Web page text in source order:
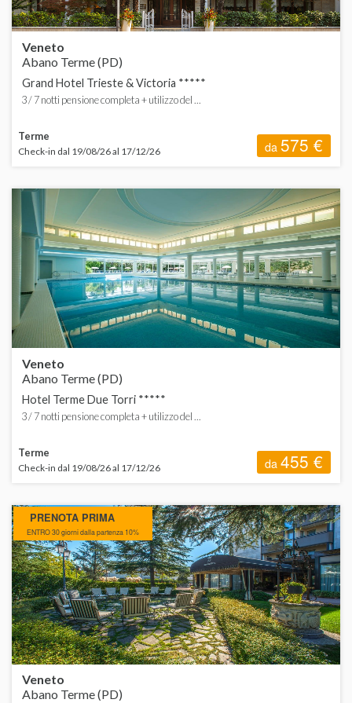
Veneto
Abano Terme (PD)
Grand Hotel Trieste & Victoria *****
3 / 7 notti pensione completa + utilizzo del ...
Terme
Check-in dal 19/08/26 al 17/12/26 da575 €
Veneto
Abano Terme (PD)
Hotel Terme Due Torri *****
3 / 7 notti pensione completa + utilizzo del ...
Terme
Check-in dal 19/08/26 al 17/12/26 da455 €
PRENOTA PRIMA
ENTRO 30 giorni dalla partenza 10%
Veneto
Abano Terme (PD)